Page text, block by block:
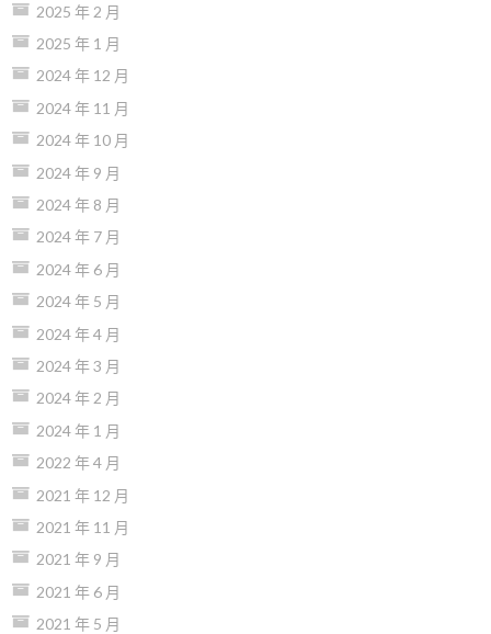
2025 年 2 月
2025 年 1 月
2024 年 12 月
2024 年 11 月
2024 年 10 月
2024 年 9 月
2024 年 8 月
2024 年 7 月
2024 年 6 月
2024 年 5 月
2024 年 4 月
2024 年 3 月
2024 年 2 月
2024 年 1 月
2022 年 4 月
2021 年 12 月
2021 年 11 月
2021 年 9 月
2021 年 6 月
2021 年 5 月